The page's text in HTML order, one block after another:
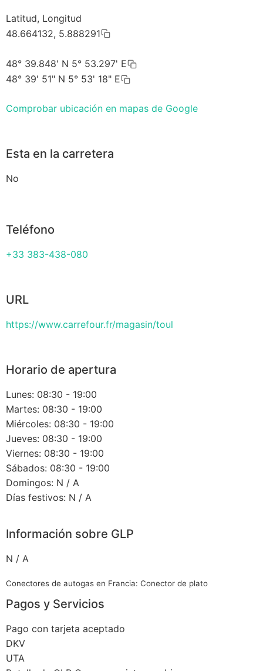
Latitud, Longitud
48.664132, 5.888291
48° 39.848' N 5° 53.297' E
48° 39' 51" N 5° 53' 18" E
Comprobar ubicación en mapas de Google
Esta en la carretera
No
Teléfono
+33 383-438-080
URL
https://www.carrefour.fr/magasin/toul
Horario de apertura
Lunes: 08:30 - 19:00
Martes: 08:30 - 19:00
Miércoles: 08:30 - 19:00
Jueves: 08:30 - 19:00
Viernes: 08:30 - 19:00
Sábados: 08:30 - 19:00
Domingos: N / A
Días festivos: N / A
Información sobre GLP
N / A
Conectores de autogas en Francia: Conector de plato
Pagos y Servicios
Pago con tarjeta aceptado
DKV
UTA